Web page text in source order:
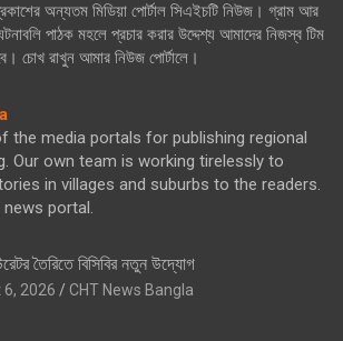
অন্যতম মিডিয়া পোর্টাল সিএইচটি নিউজ। গ্রাম আর
পাঠক মহলে প্রচার করার উদ্দেশ্য আমাদের নিজস্ব টিম
চোখ রাখুন আমার নিউজ পোর্টালে।
the media portals for publishing regional
Our own team is working tirelessly to
in villages and suburbs to the readers.
news portal.
তৈরিতে বিসিবির নতুন উদ্যোগ
2026 CHT News Bangla